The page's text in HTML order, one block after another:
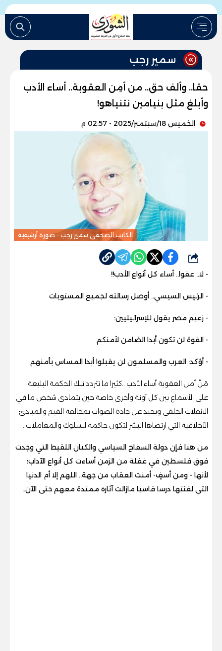
سمير رجب
حقا.. وألف حق.. من أمِن العقوبة.. أساء الأدب
وأبلغ مثل بنيامين نتنياهو!
الخميس 18/سبتمبر/2025 - 02:57 م
الكاتب الصحفى سمير رجب - صورة أرشيفية
شارك
- لا.. عفوا.. أساء كل أنواع الأدب!!
- الرئيس السيسي.. أوصل رسالته لجميع المستويات
- زعيم مصر يقول للإسرائيليين:
- القوة لن تكون أبدا الضامن لأمنكم
- أؤكد: العرب والمسلمون لن يقبلوا أبدا المساس بأمنهم
مَنْ أمن العقوبة أساء الأدب ..كثيرا ما تتردد تلك الحكمة البليغة
على الأسماع بين كل آونة وأخرى خاصة حين يتمادى شخص ما في
الانفلات الخلقي ويحيد عن جادة الصواب بمخالفة القيم والمبادئ
الأخلاقية التي ارتضاها البشر لتكون حاكمة للسلوك والمعاملات..
من هنا فإن دولة السفاح السياسي والكيان اللقيط التي وجدت
فوق فلسطين في غفلة من الزمن أساءت كل أنواع الآداب؛
لأنها - ومن أسفٍ- أمنت العقاب من جهة.. اللهم إلا أم الدنيا
التي لقنتها درسا قاسيا مازالت آثاره ممتدة معهم حتى الآن..